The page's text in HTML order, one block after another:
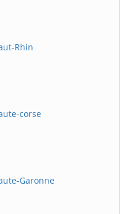
Rhin
corse
Garonne